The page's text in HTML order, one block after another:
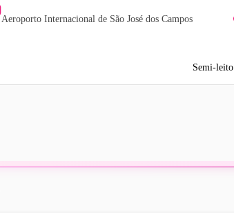
Aeroporto Internacional de São José dos Campos
Semi-leito